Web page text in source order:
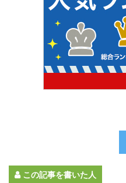
この記事を書いた人